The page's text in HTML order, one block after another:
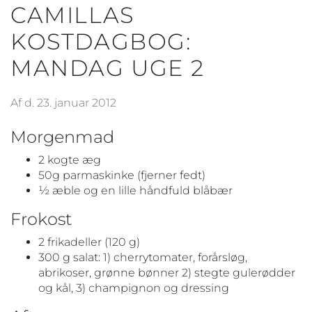
CAMILLAS
KOSTDAGBOG:
MANDAG UGE 2
Af d. 23. januar 2012
Morgenmad
2 kogte æg
50g parmaskinke (fjerner fedt)
½ æble og en lille håndfuld blåbær
Frokost
2 frikadeller (120 g)
300 g salat: 1) cherrytomater, forårsløg,
abrikoser, grønne bønner 2) stegte gulerødder
og kål, 3) champignon og dressing